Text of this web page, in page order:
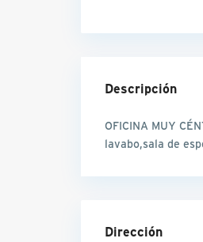
Descripción
OFICINA MUY
lavabo,sala de
Dirección